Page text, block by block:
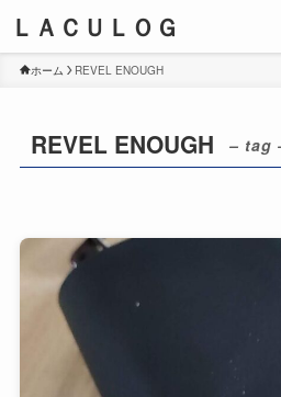
ＬＡＣＵＬＯＧ
ホーム REVEL ENOUGH
REVEL ENOUGH – tag